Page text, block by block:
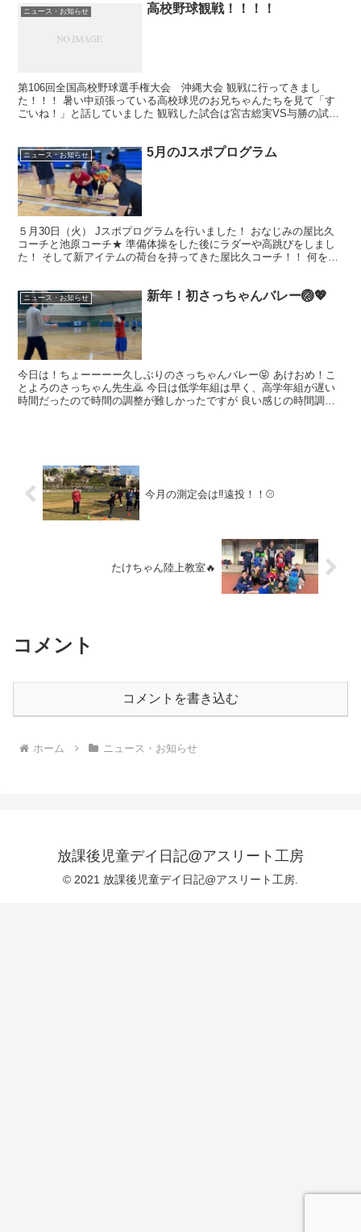
ニュース・お知らせ 高校野球観戦！！！！
第106回全国高校野球選手権大会 沖縄大会 観戦に行ってきまし
た！！！ 暑い中頑張っている高校球児のお兄ちゃんたちを見て「す
ごいね！」と話していました 観戦した試合は宮古総実VS与勝の試
ニュース・お知らせ 5月のJスポプログラム
５月30日（火） Jスポプログラムを行いました！ おなじみの屋比久
コーチと池原コーチ★ 準備体操をした後にラダーや高跳びをしまし
た！ そして新アイテムの荷台を持ってきた屋比久コーチ！！ 何をす
ニュース・お知らせ 新年！初さっちゃんバレー🏐💖
今日は！ちょーーーー久しぶりのさっちゃんバレー😝 あけおめ！こ
とよろのさっちゃん先生🙇 今日は低学年組は早く、高学年組が遅い
時間だったので時間の調整が難しかったですが 良い感じの時間調整
今月の測定会は‼遠投！！⚾
たけちゃん陸上教室🔥
コメント
コメントを書き込む
ホーム ニュース・お知らせ
放課後児童デイ日記@アスリート工房
© 2021 放課後児童デイ日記@アスリート工房.